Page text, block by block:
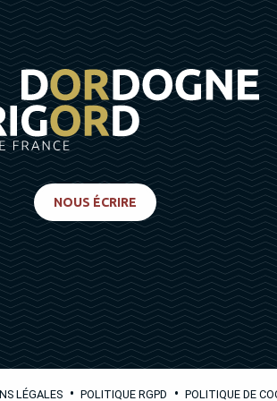
NOUS ÉCRIRE
LÉGALES • POLITIQUE RGPD • POLITIQUE DE